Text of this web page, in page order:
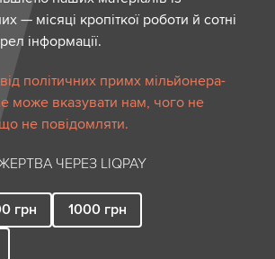
— місяці кропіткої роботи й сотні
інформації.
політичних примх мільйонера-
може вказувати нам, чого не
не повідомляти.
ЧЕРЕЗ LIQPAY
грн 1000 грн